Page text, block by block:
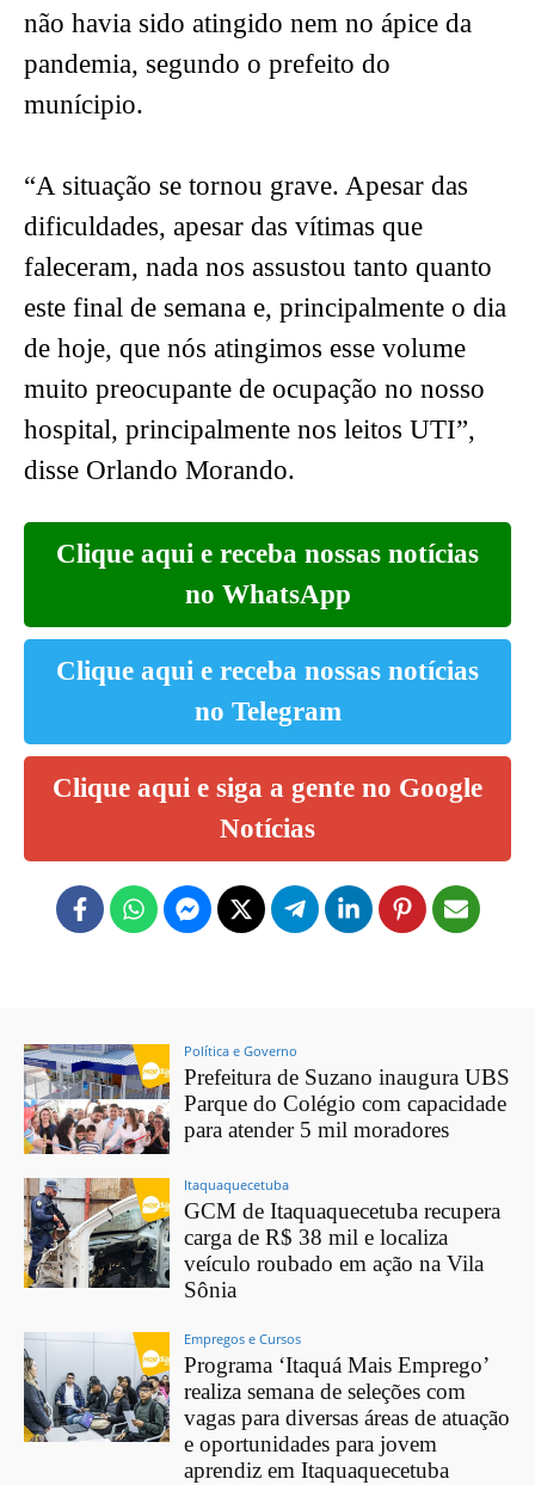
não havia sido atingido nem no ápice da
pandemia, segundo o prefeito do
munícipio.
“A situação se tornou grave. Apesar das
dificuldades, apesar das vítimas que
faleceram, nada nos assustou tanto quanto
este final de semana e, principalmente o dia
de hoje, que nós atingimos esse volume
muito preocupante de ocupação no nosso
hospital, principalmente nos leitos UTI”,
disse Orlando Morando.
Clique aqui e receba nossas notícias
no WhatsApp
Clique aqui e receba nossas notícias
no Telegram
Clique aqui e siga a gente no Google
Notícias
Política e Governo
Prefeitura de Suzano inaugura UBS
Parque do Colégio com capacidade
para atender 5 mil moradores
Itaquaquecetuba
GCM de Itaquaquecetuba recupera
carga de R$ 38 mil e localiza
veículo roubado em ação na Vila
Sônia
Empregos e Cursos
Programa ‘Itaquá Mais Emprego’
realiza semana de seleções com
vagas para diversas áreas de atuação
e oportunidades para jovem
aprendiz em Itaquaquecetuba